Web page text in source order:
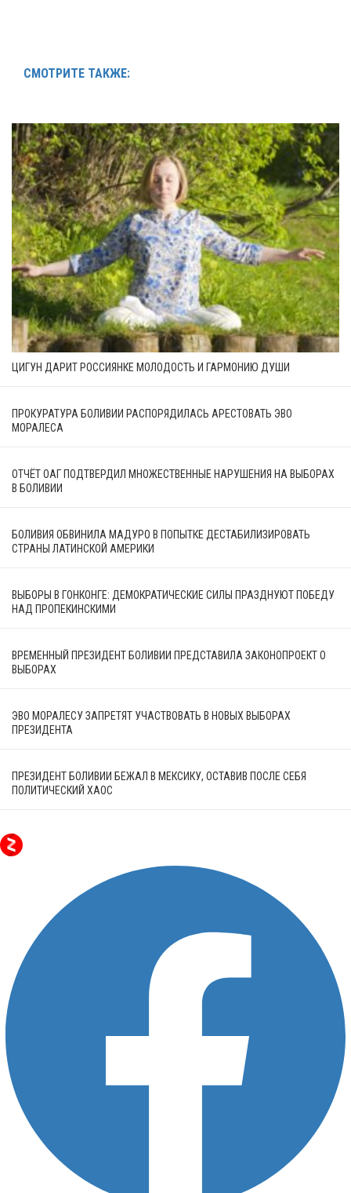
СМОТРИТЕ ТАКЖЕ:
ЦИГУН ДАРИТ РОССИЯНКЕ МОЛОДОСТЬ И ГАРМОНИЮ ДУШИ
ПРОКУРАТУРА БОЛИВИИ РАСПОРЯДИЛАСЬ АРЕСТОВАТЬ ЭВО
МОРАЛЕСА
ОТЧЁТ ОАГ ПОДТВЕРДИЛ МНОЖЕСТВЕННЫЕ НАРУШЕНИЯ НА ВЫБОРАХ
В БОЛИВИИ
БОЛИВИЯ ОБВИНИЛА МАДУРО В ПОПЫТКЕ ДЕСТАБИЛИЗИРОВАТЬ
СТРАНЫ ЛАТИНСКОЙ АМЕРИКИ
ВЫБОРЫ В ГОНКОНГЕ: ДЕМОКРАТИЧЕСКИЕ СИЛЫ ПРАЗДНУЮТ ПОБЕДУ
НАД ПРОПЕКИНСКИМИ
ВРЕМЕННЫЙ ПРЕЗИДЕНТ БОЛИВИИ ПРЕДСТАВИЛА ЗАКОНОПРОЕКТ О
ВЫБОРАХ
ЭВО МОРАЛЕСУ ЗАПРЕТЯТ УЧАСТВОВАТЬ В НОВЫХ ВЫБОРАХ
ПРЕЗИДЕНТА
ПРЕЗИДЕНТ БОЛИВИИ БЕЖАЛ В МЕКСИКУ, ОСТАВИВ ПОСЛЕ СЕБЯ
ПОЛИТИЧЕСКИЙ ХАОС